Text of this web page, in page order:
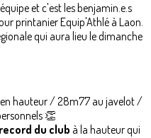
et c'est les benjamin.e.s
printanier Equip'Athlé à Laon.
qui aura lieu le dimanche
hauteur / 28m77 au javelot /
👏
record du club à la hauteur qui